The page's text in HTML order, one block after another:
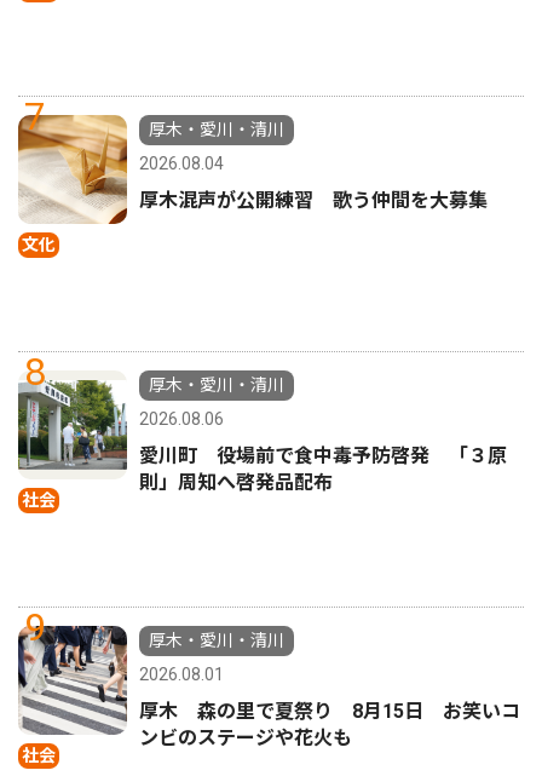
7
文化
厚木・愛川・清川
2026.08.04
厚木混声が公開練習 歌う仲間を大募集
8
社会
厚木・愛川・清川
2026.08.06
愛川町 役場前で食中毒予防啓発 「３原
則」周知へ啓発品配布
9
社会
厚木・愛川・清川
2026.08.01
厚木 森の里で夏祭り 8月15日 お笑いコ
ンビのステージや花火も